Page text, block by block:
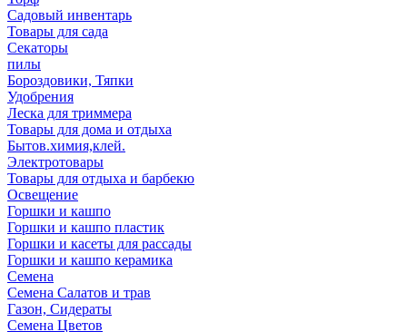
Садовый инвентарь
Товары для сада
Секаторы
пилы
Бороздовики, Тяпки
Удобрения
Леска для триммера
Товары для дома и отдыха
Бытов.химия,клей.
Электротовары
Товары для отдыха и барбекю
Освещение
Горшки и кашпо
Горшки и кашпо пластик
Горшки и касеты для рассады
Горшки и кашпо керамика
Семена
Семена Салатов и трав
Газон, Сидераты
Семена Цветов